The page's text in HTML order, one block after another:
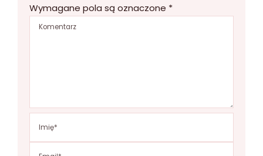
Wymagane pola są oznaczone *